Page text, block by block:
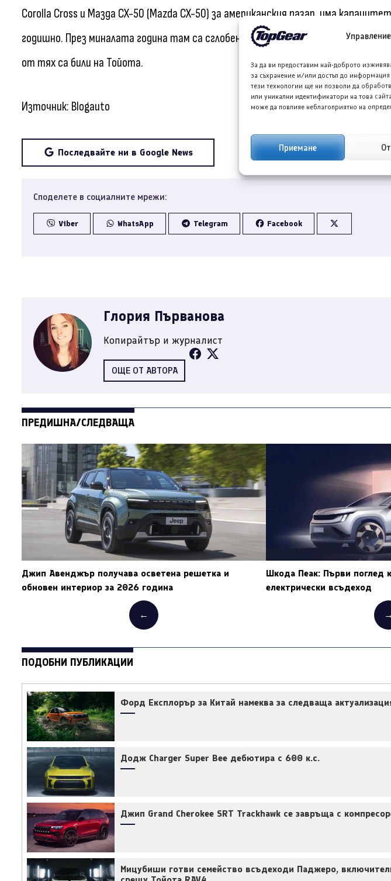
За да ви предоставим най-доброто
за съхранение и/или достъп до информация
тези технологии ще ни позволи да
или уникални идентификатори на това
може да повлияе неблагоприятно на
Приемане
Corolla Cross и Мазда CX-50 (Mazda CX-50) за американския пазар, има
годишно. През миналата година там са сглобени около 210 000 превозни
от тях са били на Тойота.
Източник: Blogauto
Последвайте ни в Google News
Споделете в социалните мрежи:
Viber WhatsApp Telegram Facebook
Глория Първанова
Копирайтър и журналист
ОЩЕ ОТ АВТОРА
ПРЕДИШНА/СЛЕДВАЩА
Джип Авенджър получава осветена решетка и
обновен интериор за 2026 година
←
Шкода Пеак: Първи поглед
електрически всъдеход
→
ПОДОБНИ ПУБЛИКАЦИИ
Форд Експлорър за Китай намеква за следваща
Додж Charger Super Bee дебютира с 600 к.с.
Джип Grand Cherokee SRT Trackhawk се завръща с
Мицубиши готви семейство всъдеходи Паджеро,